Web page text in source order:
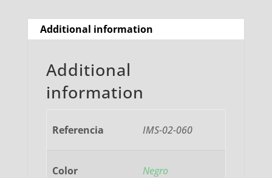
Additional information
Additional
information
Referencia IMS-02-060
Color Negro